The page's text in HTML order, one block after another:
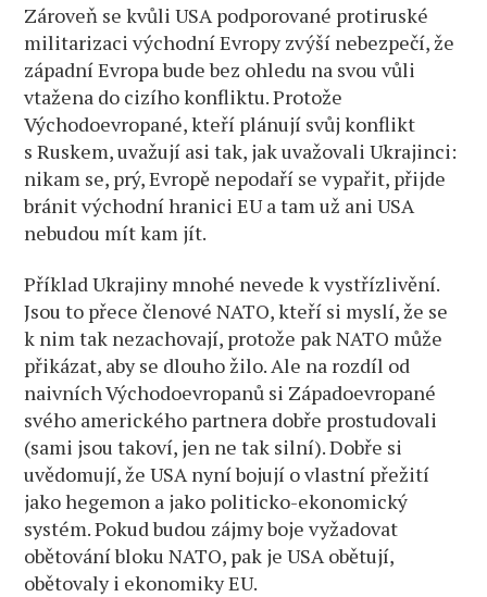
Zároveň se kvůli USA podporované protiruské
militarizaci východní Evropy zvýší nebezpečí, že
západní Evropa bude bez ohledu na svou vůli
vtažena do cizího konfliktu. Protože
Východoevropané, kteří plánují svůj konflikt
s Ruskem, uvažují asi tak, jak uvažovali Ukrajinci:
nikam se, prý, Evropě nepodaří se vypařit, přijde
bránit východní hranici EU a tam už ani USA
nebudou mít kam jít.
Příklad Ukrajiny mnohé nevede k vystřízlivění.
Jsou to přece členové NATO, kteří si myslí, že se
k nim tak nezachovají, protože pak NATO může
přikázat, aby se dlouho žilo. Ale na rozdíl od
naivních Východoevropanů si Západoevropané
svého amerického partnera dobře prostudovali
(sami jsou takoví, jen ne tak silní). Dobře si
uvědomují, že USA nyní bojují o vlastní přežití
jako hegemon a jako politicko-ekonomický
systém. Pokud budou zájmy boje vyžadovat
obětování bloku NATO, pak je USA obětují,
obětovaly i ekonomiky EU.